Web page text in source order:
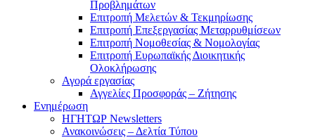
Προβλημάτων
Επιτροπή Μελετών & Τεκμηρίωσης
Επιτροπή Επεξεργασίας Μεταρρυθμίσεων
Επιτροπή Νομοθεσίας & Νομολογίας
Επιτροπή Ευρωπαϊκής Διοικητικής
Ολοκλήρωσης
Αγορά εργασίας
Αγγελίες Προσφοράς – Ζήτησης
Ενημέρωση
ΗΓΗΤΩΡ Newsletters
Ανακοινώσεις – Δελτία Τύπου